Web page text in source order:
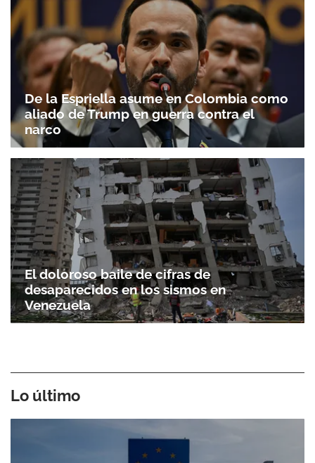
De la Espriella asume en Colombia como
aliado de Trump en guerra contra el
narco
El doloroso baile de cifras de
desaparecidos en los sismos en
Venezuela
Lo último